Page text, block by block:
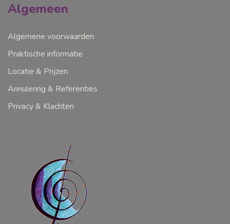
Algemeen
Algemene voorwaarden
Praktische informatie
Locatie & Prijzen
Annulering & Referenties
Privacy & Klachten